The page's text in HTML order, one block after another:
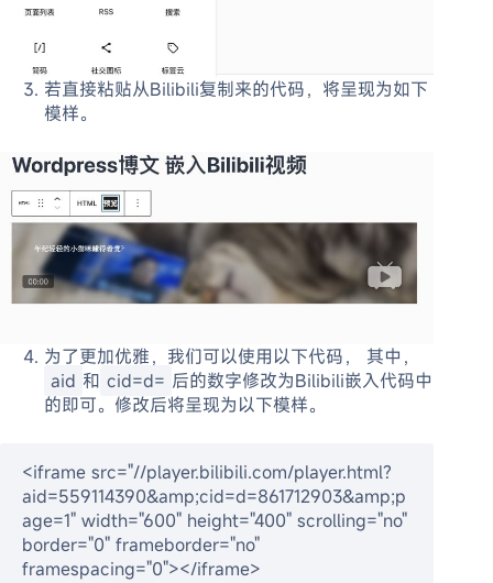
若直接粘贴从Bilibili复制来的代码，将呈现为如下
模样。
为了更加优雅，我们可以使用以下代码， 其中，
aid 和 cid=d= 后的数字修改为Bilibili嵌入代码中
的即可。修改后将呈现为以下模样。
<iframe src="//player.bilibili.com/player.html?
aid=559114390&amp;cid=d=861712903&amp;p
age=1" width="600" height="400" scrolling="no"
border="0" frameborder="no"
framespacing="0"></iframe>